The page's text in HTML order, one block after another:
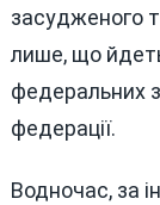
засудженого
лише, що
федеральних
федерації.
Водночас, за